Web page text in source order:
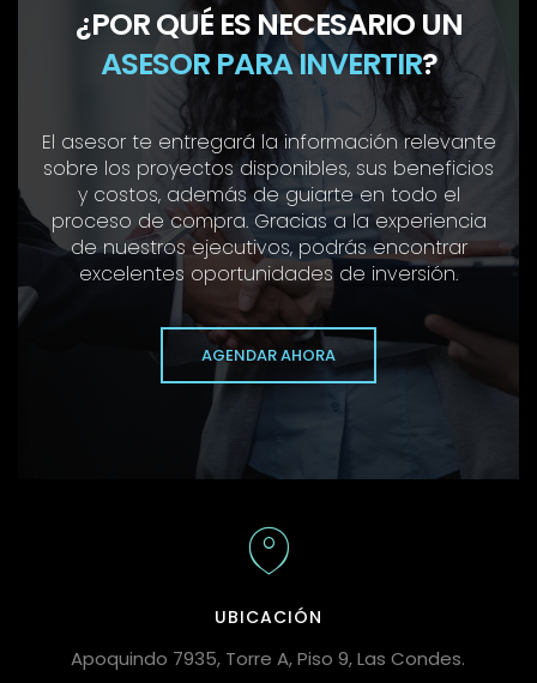
¿POR QUÉ ES NECESARIO UN
ASESOR PARA INVERTIR?
El asesor te entregará la información relevante
sobre los proyectos disponibles, sus beneficios
y costos, además de guiarte en todo el
proceso de compra. Gracias a la experiencia
de nuestros ejecutivos, podrás encontrar
excelentes oportunidades de inversión.
AGENDAR AHORA
UBICACIÓN
Apoquindo 7935, Torre A, Piso 9, Las Condes.